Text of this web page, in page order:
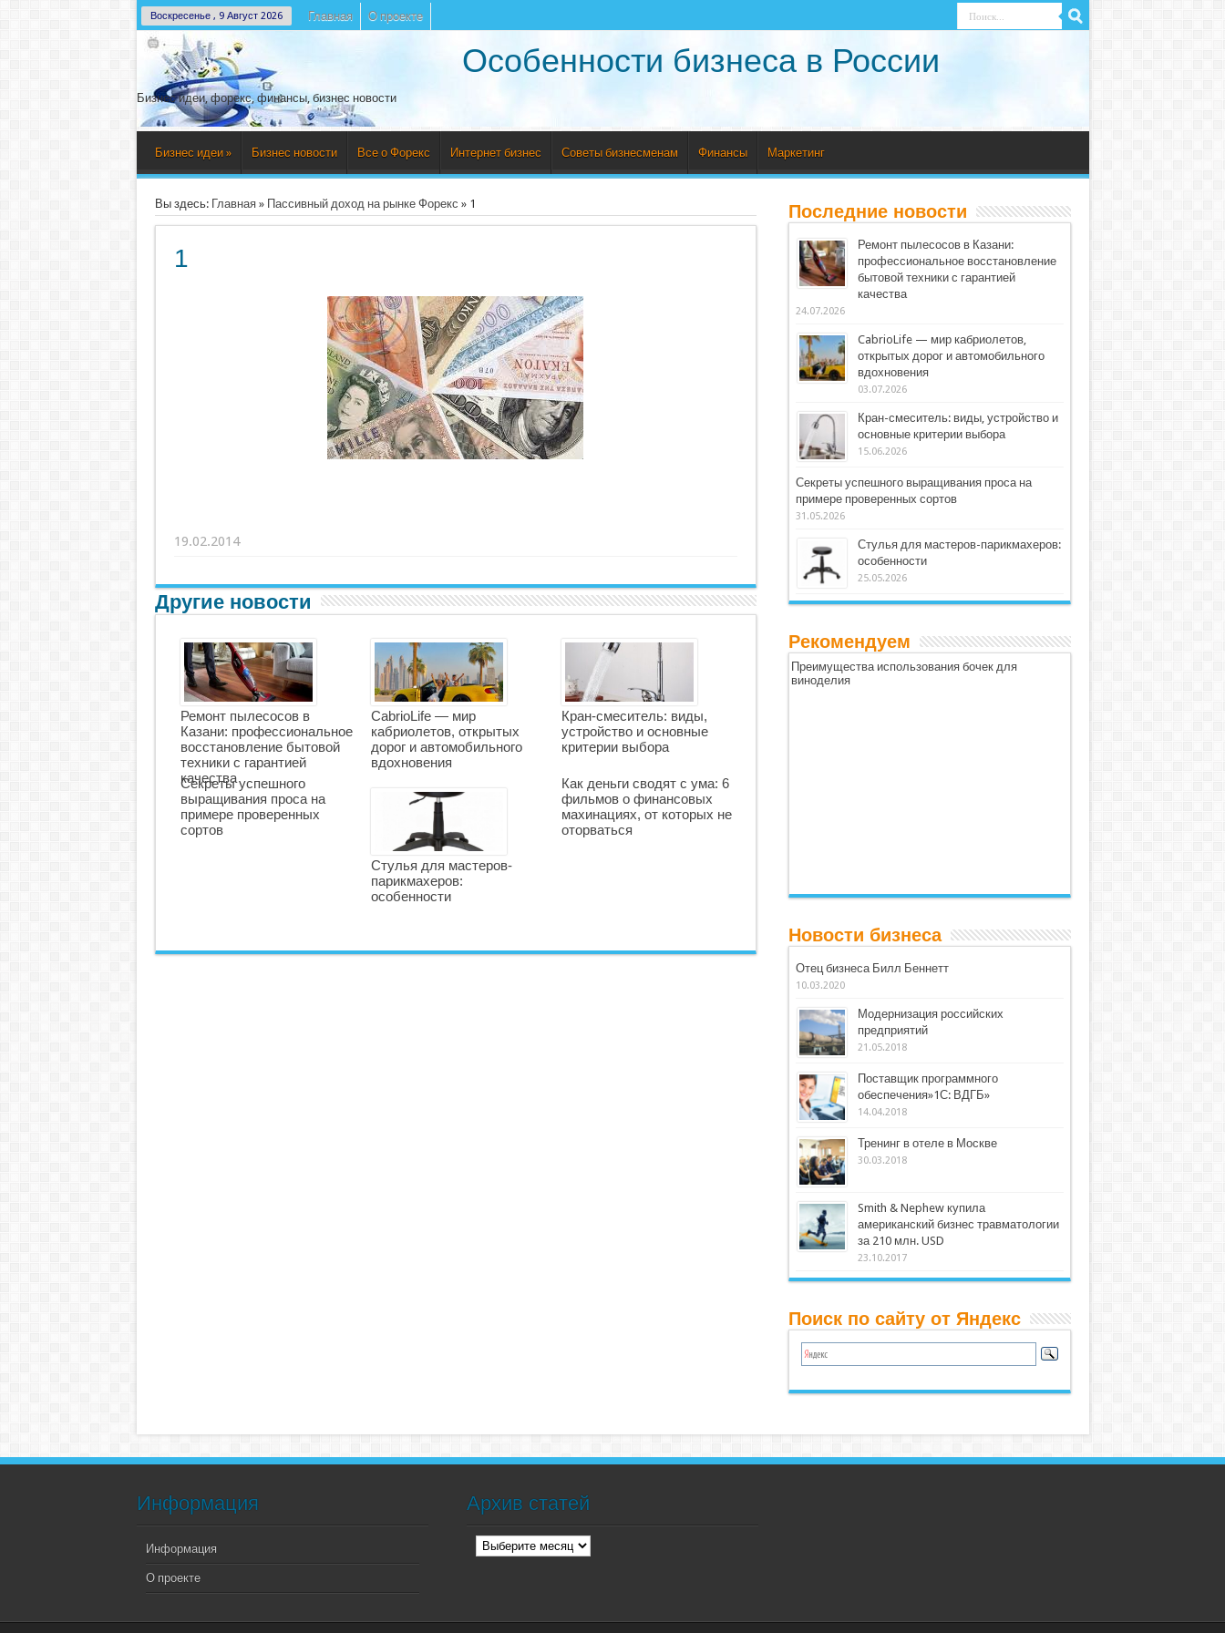
Воскресенье , 9 Август 2026 Главная О проекте
Особенности бизнеса в России
Бизнес идеи, форекс, финансы, бизнес новости
Бизнес идеи » Бизнес новости Все о Форекс Интернет бизнес Советы бизнесменам Финансы Маркетинг
Вы здесь: Главная» Пассивный доход на рынке Форекс » 1
1
19.02.2014
Другие новости
Ремонт пылесосов в
Казани: профессиональное
восстановление бытовой
техники с гарантией
качества
CabrioLife — мир
кабриолетов, открытых
дорог и автомобильного
вдохновения
Кран-смеситель: виды,
устройство и основные
критерии выбора
Секреты успешного
выращивания проса на
примере проверенных
сортов
Стулья для мастеров-
парикмахеров:
особенности
Как деньги сводят с ума: 6
фильмов о финансовых
махинациях, от которых не
оторваться
Последние новости
Ремонт пылесосов в Казани:
профессиональное восстановление
бытовой техники с гарантией
качества
24.07.2026
CabrioLife — мир кабриолетов,
открытых дорог и автомобильного
вдохновения
03.07.2026
Кран-смеситель: виды, устройство и
основные критерии выбора
15.06.2026
Секреты успешного выращивания проса на
примере проверенных сортов
31.05.2026
Стулья для мастеров-парикмахеров:
особенности
25.05.2026
Рекомендуем
Преимущества использования бочек для
виноделия
Новости бизнеса
Отец бизнеса Билл Беннетт
10.03.2020
Модернизация российских
предприятий
21.05.2018
Поставщик программного
обеспечения»1С: ВДГБ»
14.04.2018
Тренинг в отеле в Москве
30.03.2018
Smith & Nephew купила
американский бизнес травматологии
за 210 млн. USD
23.10.2017
Поиск по сайту от Яндекс
Информация
Информация
О проекте
Архив статей
Архив
статей